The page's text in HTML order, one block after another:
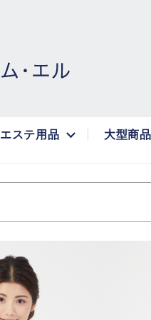
エステ用品 大型商